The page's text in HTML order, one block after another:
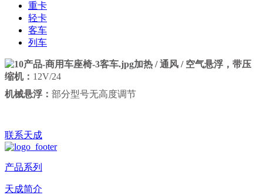
重卡
轻卡
客车
列车
加热 / 通风 / 空气悬浮，带压
缩机： 12V/24
机械悬浮： 部分型号无高度调节
联系天成
产品系列
天成简介